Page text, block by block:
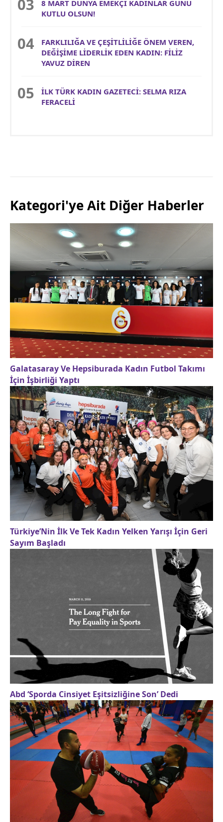
8 MART DÜNYA EMEKÇİ KADINLAR GÜNÜ
KUTLU OLSUN!
FARKLILIĞA VE ÇEŞİTLİLİĞE ÖNEM VEREN,
DEĞİŞİME LİDERLİK EDEN KADIN: FİLİZ
YAVUZ DİREN
İLK TÜRK KADIN GAZETECİ: SELMA RIZA
FERACELİ
Kategori'ye Ait Diğer Haberler
Galatasaray Ve Hepsiburada Kadın Futbol Takımı
İçin İşbirliği Yaptı
Türkiye’Nin İlk Ve Tek Kadın Yelken Yarışı İçin Geri
Sayım Başladı
Abd ‘Sporda Cinsiyet Eşitsizliğine Son’ Dedi